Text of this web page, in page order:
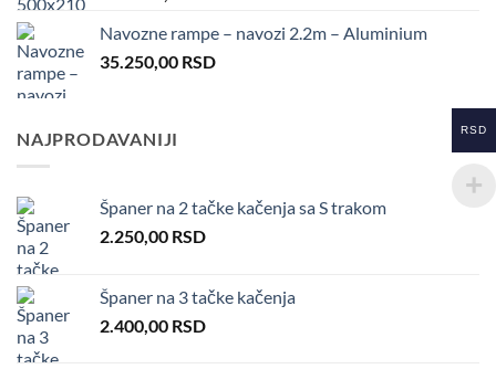
Navozne rampe – navozi 2.2m – Aluminium
35.250,00 RSD
NAJPRODAVANIJI
Španer na 2 tačke kačenja sa S trakom
2.250,00 RSD
Španer na 3 tačke kačenja
2.400,00 RSD
RSD